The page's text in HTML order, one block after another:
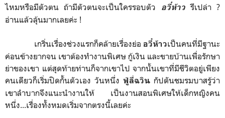
ไหมหรือมีตัวตน ถ้ามีตัวตนจะเป็นใครรอบตัว
อวี๋ห้าวรึเปล่า ?
อ่านแล้วลุ้นมากเลยค่ะ !
เกริ่นเรื่องช่วงแรกก็คล้ายเรื่องย่อ อวี๋ห้าวเป็นคนที่มีฐานะ
ค่อนข้างยากจน เขาต้องทำงานพิเศษ กู้เงิน และขายบ้านเพื่อรักษา
ย่าของเขา แต่สุดท้ายท่านก็จากเขาไป จากนั้นเขาที่มีชีวิตอยู่เพียง
คนเดียวก็เริ่มปิดกั้นตัวเอง วันหนึ่ง ฟู่ลี่ฉวิน กัปตันชมรมบาสรู้ว่า
เขาลำบากจึงแนะนำงานให้ เป็นงานสอนพิเศษให้เด็กหญิงคน
หนึ่ง...เรื่องทั้งหมดเริ่มจากตรงนี้เลยค่ะ